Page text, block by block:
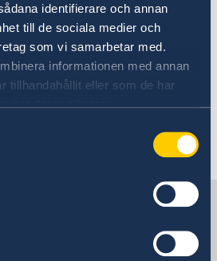
identifierare och annan
till de sociala medier och
som vi samarbetar med.
informationen med annan
tillhandahållit eller som de har
deras tjänster.
s.k. koranbränningen i
svenska medborgare till
demonstrationer och
mot Sverige och svenska
dec. 2025, 01.45